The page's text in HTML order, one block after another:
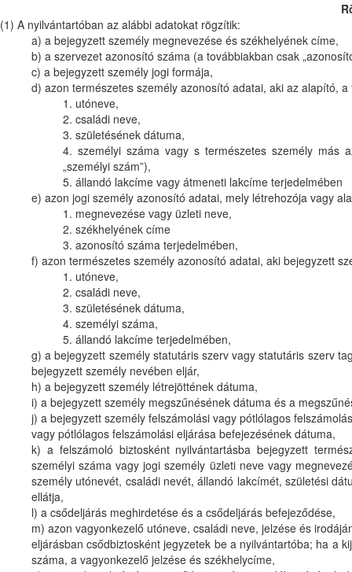
(1) A nyilvántartóban az alábbi adatokat rögzítik:
a) a bejegyzett személy megnevezése és székhelyének címe,
b) a szervezet azonosító száma (a továbbiakban csak
c) a bejegyzett személy jogi formája,
d) azon természetes személy azonosító adatai, aki az alapító,
1. utóneve,
2. családi neve,
3. születésének dátuma,
4. személyi száma vagy s természetes személy más
„személyi szám”),
5. állandó lakcíme vagy átmeneti lakcíme terjedelmében
e) azon jogi személy azonosító adatai, mely létrehozója vagy
1. megnevezése vagy üzleti neve,
2. székhelyének címe
3. azonosító száma terjedelmében,
f) azon természetes személy azonosító adatai, aki bejegyzett
1. utóneve,
2. családi neve,
3. születésének dátuma,
4. személyi száma,
5. állandó lakcíme terjedelmében,
g) a bejegyzett személy statutáris szerv vagy statutáris szerv
bejegyzett személy nevében eljár,
h) a bejegyzett személy létrejöttének dátuma,
i) a bejegyzett személy megszűnésének dátuma és a
j) a bejegyzett személy felszámolási vagy pótlólagos
vagy pótlólagos felszámolási eljárása befejezésének dátuma,
k) a felszámoló biztosként nyilvántartásba bejegyzett
személyi száma vagy jogi személy üzleti neve vagy
személy utónevét, családi nevét, állandó lakcímét, születési
ellátja,
l) a csődeljárás meghirdetése és a csődeljárás befejeződése,
m) azon vagyonkezelő utóneve, családi neve, jelzése és
eljárásban csődbiztosként jegyzetek be a nyilvántartóba; ha a
száma, a vagyonkezelő jelzése és székhelycíme,